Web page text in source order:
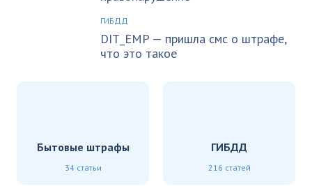
ГИБДД
DIT_EMP — пришла смс о штрафе,
что это такое
Бытовые штрафы
34 статьи
ГИБДД
216 статей